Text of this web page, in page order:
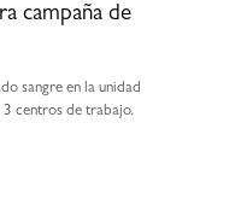
campaña de
sangre en la unidad
centros de trabajo.